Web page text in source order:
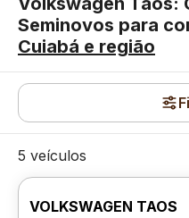
Seminovos para
Cuiabá e região
5 veículos
VOLKSWAGEN TAOS